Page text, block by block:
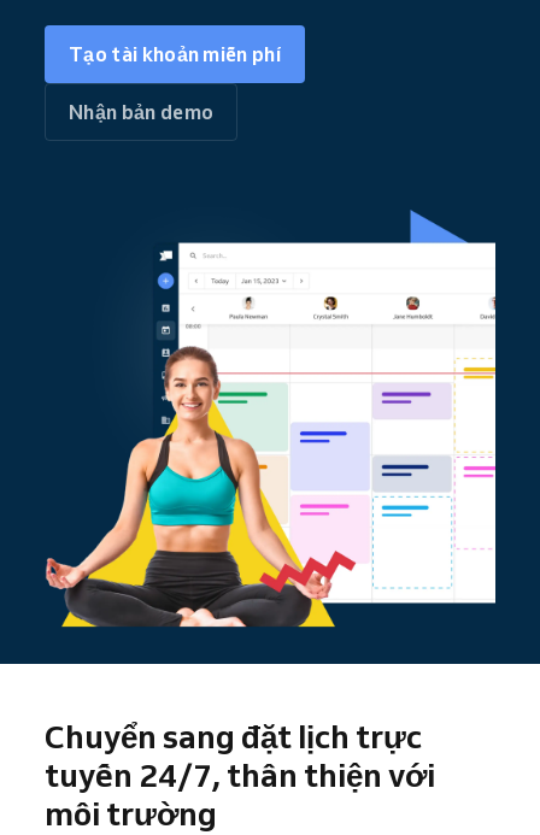
Tạo tài khoản miễn phí
Nhận bản demo
Chuyển sang đặt lịch trực
tuyến 24/7, thân thiện với
môi trường